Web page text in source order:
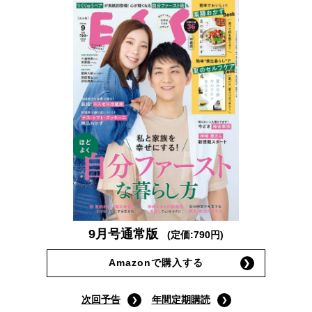
9月号通常版 (定価:790円)
Amazonで購入する
次回予告 年間定期購読